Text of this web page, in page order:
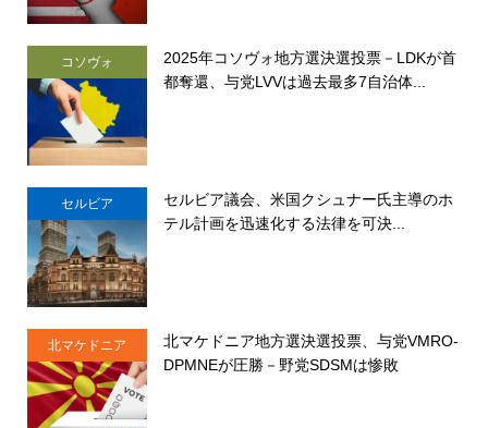
コソヴォ
2025年コソヴォ地方選決選投票－LDKが首
都奪還、与党LVVは過去最多7自治体...
セルビア
セルビア議会、米国クシュナー氏主導のホ
テル計画を迅速化する法律を可決...
北マケドニア
北マケドニア地方選決選投票、与党VMRO-
DPMNEが圧勝－野党SDSMは惨敗